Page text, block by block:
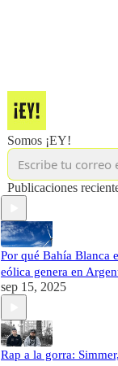
Somos ¡EY!
Publicaciones
Por qué Bahía Blanca
eólica genera en
sep 15, 2025
Rap a la gorra: